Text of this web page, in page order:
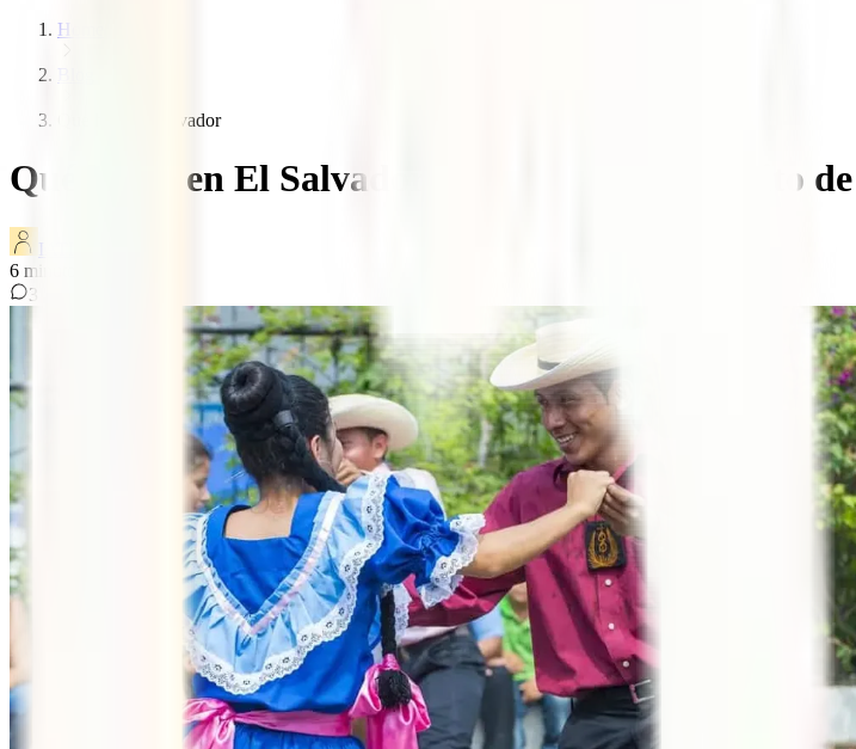
Home
Que hacer el salvador
Qué hacer en El Salvador: Un viaje al Pulgarcito de
6 minutos de lectura
3